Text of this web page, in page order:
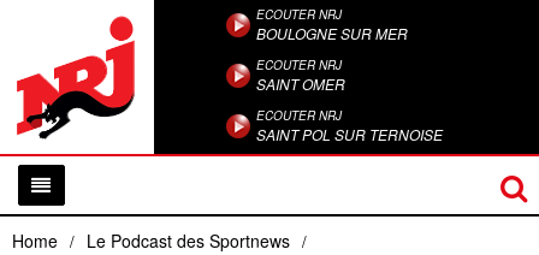
ECOUTER NRJ
BOULOGNE SUR MER
ECOUTER NRJ
SAINT OMER
ECOUTER NRJ
SAINT POL SUR TERNOISE
Home / Le Podcast des Sportnews /